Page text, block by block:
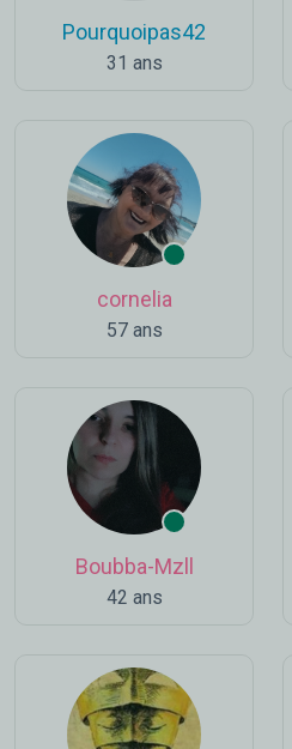
Pourquoipas42
31 ans
cornelia
57 ans
Boubba-Mzll
42 ans